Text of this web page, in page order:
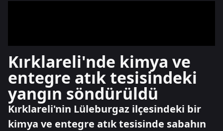
Kırklareli'nde kimya ve
entegre atık tesisindeki
yangın söndürüldü
Kırklareli'nin Lüleburgaz ilçesindeki bir
kimya ve entegre atık tesisinde sabahın